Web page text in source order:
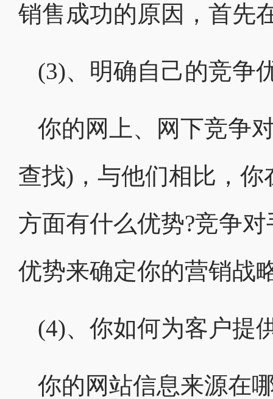
销售成功的原因，首先
(3)、明确自己的竞争
你的网上、网下竞争
查找)，与他们相比，
方面有什么优势?竞争
优势来确定你的营销战
(4)、你如何为客户提
你的网站信息来源在